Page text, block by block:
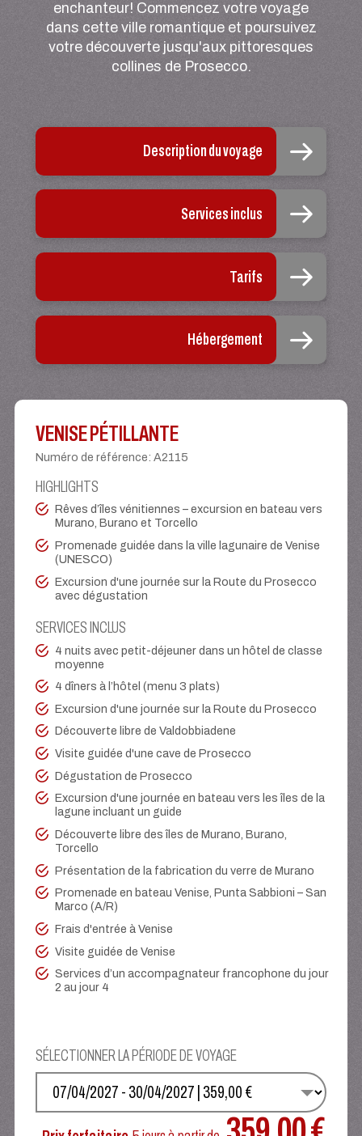
enchanteur! Commencez votre voyage
dans cette ville romantique et poursuivez
votre découverte jusqu'aux pittoresques
collines de Prosecco.
Description du voyage
Services inclus
Tarifs
Hébergement
VENISE PÉTILLANTE
Numéro de référence:A2115
HIGHLIGHTS
Rêves d’îles vénitiennes – excursion en bateau vers
Murano, Burano et Torcello
Promenade guidée dans la ville lagunaire de Venise
(UNESCO)
Excursion d'une journée sur la Route du Prosecco
avec dégustation
SERVICES INCLUS
4 nuits avec petit-déjeuner dans un hôtel de classe
moyenne
4 dîners à l’hôtel (menu 3 plats)
Excursion d'une journée sur la Route du Prosecco
Découverte libre de Valdobbiadene
Visite guidée d'une cave de Prosecco
Dégustation de Prosecco
Excursion d'une journée en bateau vers les îles de la
lagune incluant un guide
Découverte libre des îles de Murano, Burano,
Torcello
Présentation de la fabrication du verre de Murano
Promenade en bateau Venise, Punta Sabbioni – San
Marco (A/R)
Frais d'entrée à Venise
Visite guidée de Venise
Services d’un accompagnateur francophone du jour
2 au jour 4
SÉLECTIONNER LA PÉRIODE DE VOYAGE
SÉLECTIONNEZ VOS DATES